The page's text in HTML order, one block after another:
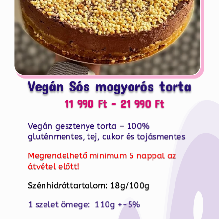
Vegán Sós mogyorós torta
11 990 Ft – 21 990Ft
-
21
Vegán gesztenye torta – 100%
gluténmentes, tej, cukor és tojásmentes
Megrendelhető minimum 5 nappal az
átvétel előtt!
Szénhidráttartalom: 18g/100g
1 szelet ömege: 110g +-5%